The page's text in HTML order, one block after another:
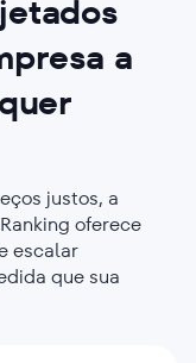
a
justos, a
oferece
escalar
que sua